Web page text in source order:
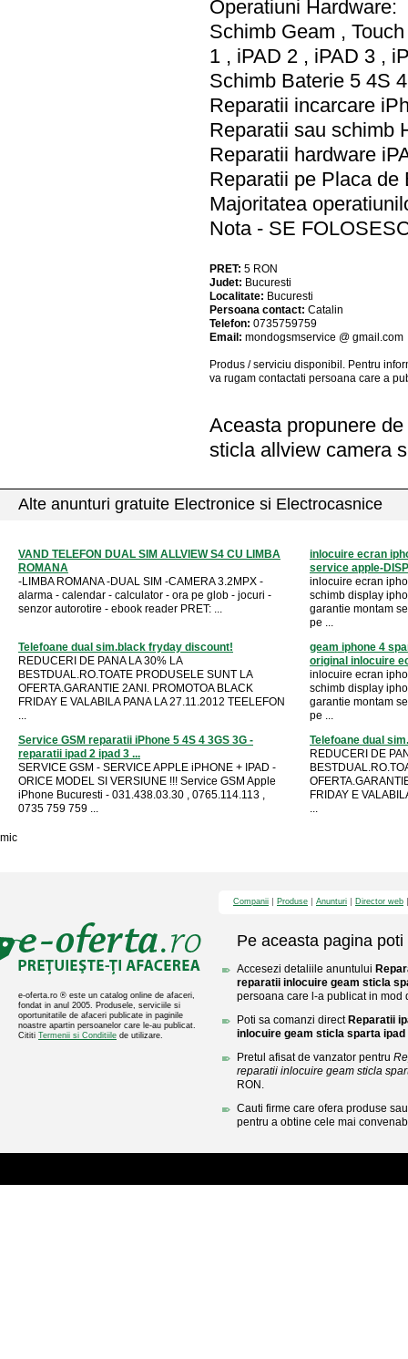
Operatiuni Hardware:
Schimb Geam ,
1 , iPAD 2 , iPAD 3 ,
Schimb Baterie 5 4S
Reparatii incarcare
Reparatii sau schimb
Reparatii hardware
Reparatii pe Placa de
Majoritatea
Nota - SE
PRET: 5 RON
Judet: Bucuresti
Localitate: Bucuresti
Persoana contact: Catalin
Telefon: 0735759759
Email: mondogsmservice @ gmail.com
Produs / serviciu disponibil . Pentru
va rugam contactati persoana care a
Aceasta propunere
sticla allview camera
Alte anunturi gratuite Electronice si Electrocasnice
VAND TELEFON DUAL SIM ALLVIEW S4 CU LIMBA
ROMANA
-LIMBA ROMANA -DUAL SIM -CAMERA 3.2MPX -
alarma - calendar - calculator - ora pe glob - jocuri -
senzor autorotire - ebook reader PRET: ...
inlocuire ecran
service apple-
inlocuire ecran
schimb display
garantie montam
pe ...
Telefoane dual sim.black fryday discount!
REDUCERI DE PANA LA 30% LA
BESTDUAL.RO.TOATE PRODUSELE SUNT LA
OFERTA.GARANTIE 2ANI. PROMOTOA BLACK
FRIDAY E VALABILA PANA LA 27.11.2012 TEELEFON
...
geam iphone 4
original inlocuire
inlocuire ecran
schimb display
garantie montam
pe ...
Service GSM reparatii iPhone 5 4S 4 3GS 3G -
reparatii ipad 2 ipad 3 ...
SERVICE GSM - SERVICE APPLE iPHONE + IPAD -
ORICE MODEL SI VERSIUNE !!! Service GSM Apple
iPhone Bucuresti - 031.438.03.30 , 0765.114.113 ,
0735 759 759 ...
Telefoane dual
REDUCERI DE
FRIDAY E
...
mic
e-oferta.ro ® este un catalog online de afaceri,
fondat in anul 2005. Produsele, serviciile si
oportunitatile de afaceri publicate in paginile
noastre apartin persoanelor care le-au publicat.
Cititi Termenii si Conditiile de utilizare.
Companii Produse Anunturi Director web
Pe aceasta pagina poti
Accesezi detaliile anuntului
reparatii inlocuire geam sticla
persoana care l-a publicat in mod
Poti sa comanzi direct Reparatii
inlocuire geam sticla sparta ipad
Pretul afisat de vanzator pentru
reparatii inlocuire geam sticla
RON.
Cauti firme care ofera produse
pentru a obtine cele mai